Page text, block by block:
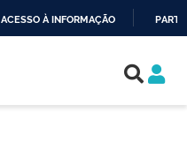
ACESSO À INFORMAÇÃO